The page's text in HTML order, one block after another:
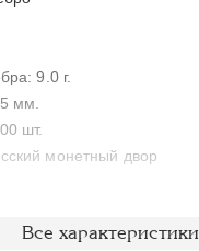
9.0 г.
мм.
шт.
монетный двор
и редкость
Все характеристики